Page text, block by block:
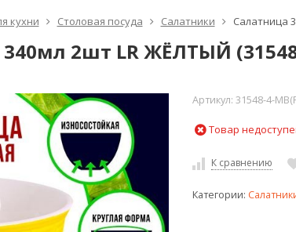
кухни Столовая посуда Салатники Салатница
2шт LR ЖЁЛТЫЙ
Артикул: 31548-4-
Товар
К сравнению
Категории: